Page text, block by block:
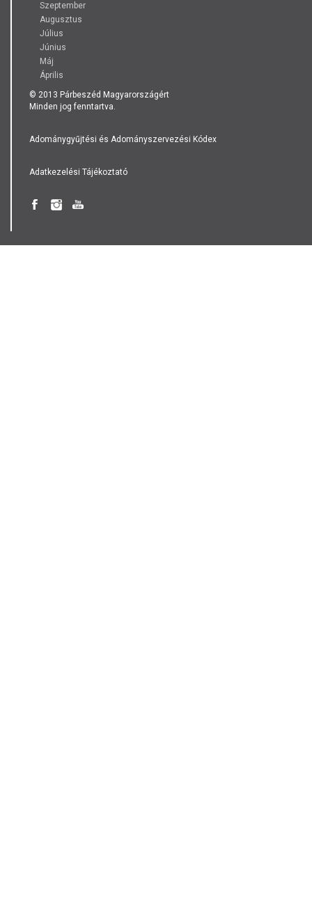
Szeptember
Augusztus
Július
Június
Máj
Április
© 2013 Párbeszéd Magyarországért
Minden jog fenntartva.
Adománygyűjtési és Adományszervezési Kódex
Adatkezelési Tájékoztató